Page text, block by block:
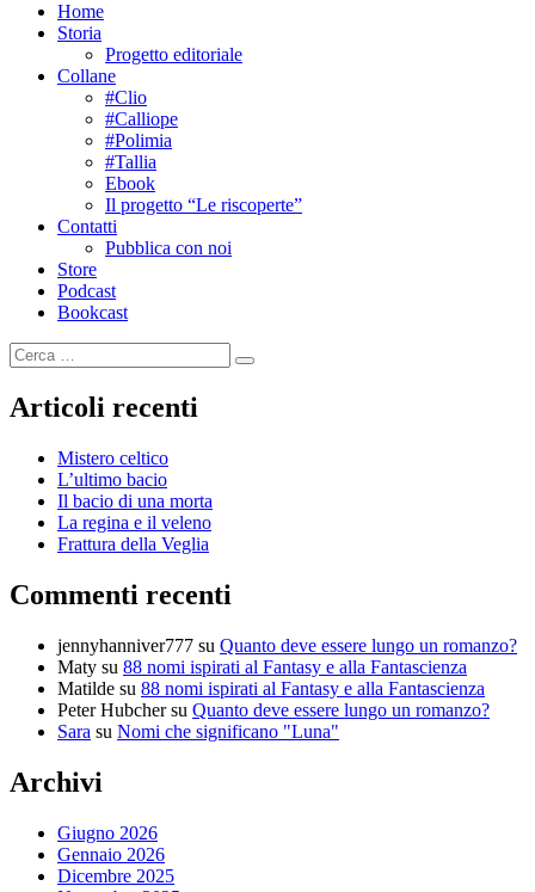
Home
Storia
Progetto editoriale
Collane
#Clio
#Calliope
#Polimia
#Tallia
Ebook
Il progetto “Le riscoperte”
Contatti
Pubblica con noi
Store
Podcast
Bookcast
Cerca:
Cerca
Articoli recenti
Mistero celtico
L’ultimo bacio
Il bacio di una morta
La regina e il veleno
Frattura della Veglia
Commenti recenti
jennyhanniver777 su Quanto deve essere lungo un romanzo?
Maty su 88 nomi ispirati al Fantasy e alla Fantascienza
Matilde su 88 nomi ispirati al Fantasy e alla Fantascienza
Peter Hubchersu Quanto deve essere lungo un romanzo?
Sara su Nomi che significano "Luna"
Archivi
Giugno 2026
Gennaio 2026
Dicembre 2025